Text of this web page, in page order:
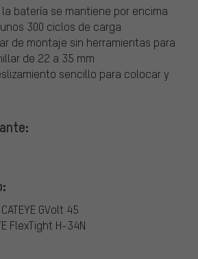
batería se mantiene por encima
300 ciclos de carga
de montaje sin herramientas para
de 22 a 35 mm
sencillo para colocar y
GVolt 45
FlexTight H-34N